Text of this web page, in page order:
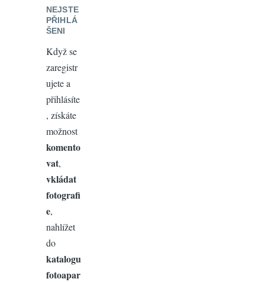
NEJSTE
PŘIHLÁ
ŠENI
Když se
zaregistr
ujete a
přihlásíte
, získáte
možnost
komento
vat,
vkládat
fotografi
e,
nahlížet
do
katalogu
fotoapar